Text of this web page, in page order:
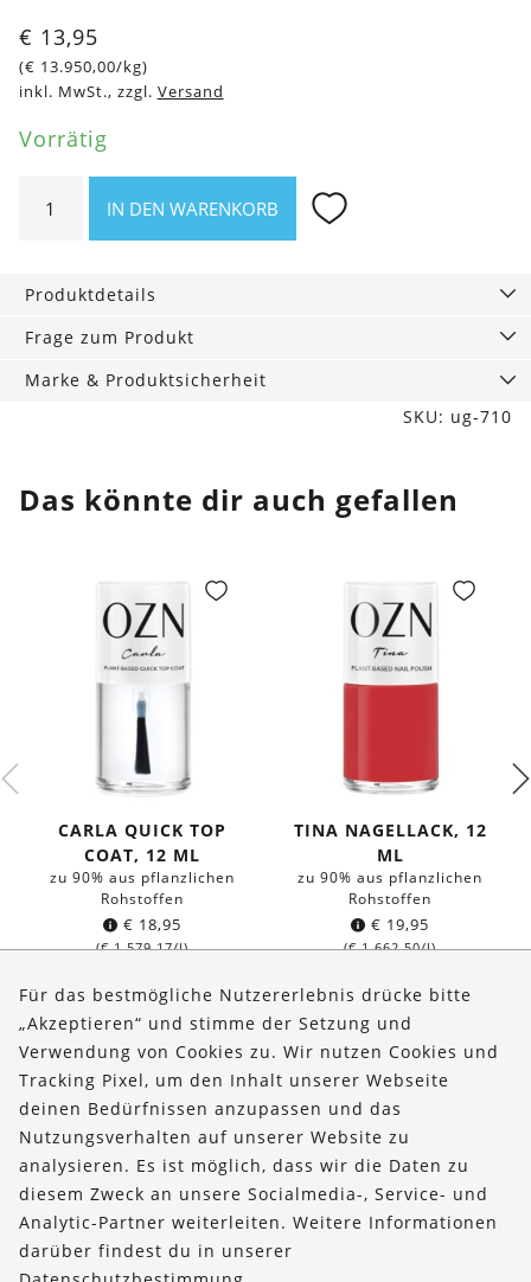
€ 13,95
(€ 13.950,00/kg)
inkl. MwSt., zzgl. Versand
Vorrätig
&
Happy,
g
IN DEN WARENKORB
Produktdetails
Frage zum Produkt
Marke & Produktsicherheit
SKU: ug-710
Das könnte dir auch gefallen
CARLA QUICK TOP
COAT, 12 ML
zu 90% aus pflanzlichen
Rohstoffen
€ 18,95
(€1.579,17/l)
TINA NAGELLACK, 12
ML
zu 90% aus pflanzlichen
Rohstoffen
€ 19,95
(€1.662,50/l)
Über uns
Bestellungen
Kontakt & Hilfe
FOLLOW US
Für das bestmögliche Nutzererlebnis drücke bitte
„Akzeptieren“ und stimme der Setzung und
Verwendung von Cookies zu. Wir nutzen Cookies und
Tracking Pixel, um den Inhalt unserer Webseite
deinen Bedürfnissen anzupassen und das
Nutzungsverhalten auf unserer Website zu
analysieren. Es ist möglich, dass wir die Daten zu
diesem Zweck an unsere Socialmedia-, Service- und
Analytic-Partner weiterleiten. Weitere Informationen
darüber findest du in unserer